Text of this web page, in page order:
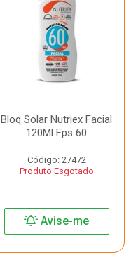
Bloq Solar Nutriex Facial
120Ml Fps 60
Código: 27472
Produto Esgotado
Avise-me